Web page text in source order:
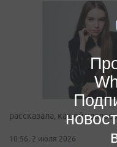
рассказала, как ей
10:56, 2 июля 2026